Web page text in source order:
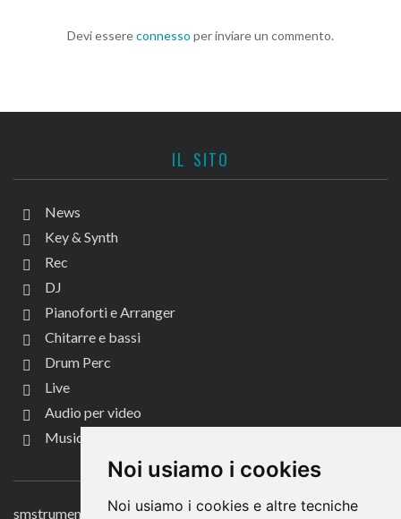
Noi usiamo i cookies
Noi usiamo i cookies e altre tecniche
Devi essereconnesso per inviare un commento.
IL SITO
News
Key & Synth
Rec
DJ
Pianoforti e Arranger
Chitarre e bassi
Drum Perc
Live
Audio per video
Music Life
CONTATTACI
smstrumentimusicali.it